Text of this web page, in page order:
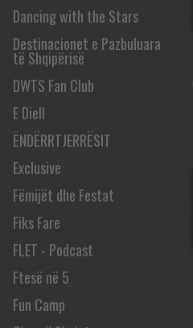
Dancing with the Stars
Destinacionet e Pazbuluara
të Shqipërisë
DWTS Fan Club
E Diell
ËNDËRRTJERRËSIT
Exclusive
Fëmijët dhe Festat
Fiks Fare
FLET - Podcast
Ftesë në 5
Fun Camp